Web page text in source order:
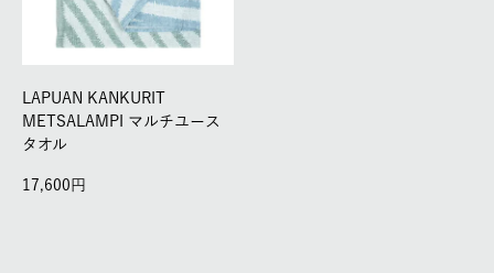
LAPUAN KANKURIT
METSALAMPI マルチユース
タオル
17,600